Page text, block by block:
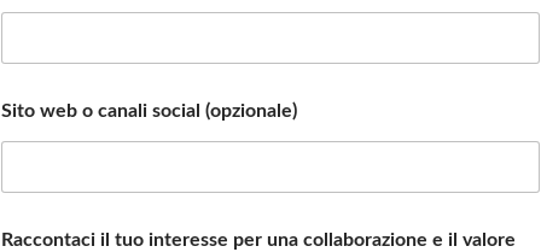
Sito web o canali social (opzionale)
Raccontaci il tuo interesse per una collaborazione e il valore